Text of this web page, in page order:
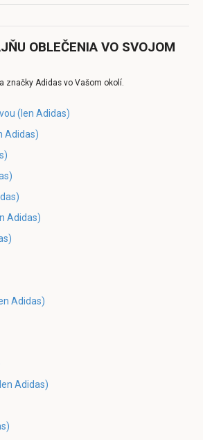
OBLEČENIA VO SVOJOM
značky Adidas vo Vašom okolí.
(len Adidas)
Adidas)
Adidas)
Adidas)
Adidas)